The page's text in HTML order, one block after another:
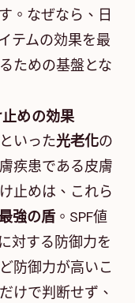
。なぜなら、日
テムの効果を最
ための基盤とな
めの効果
いった光老化の
疾患である皮膚
止めは、これら
強の盾 。SPF値
対する防御力を
防御力が高いこ
けで判断せず、